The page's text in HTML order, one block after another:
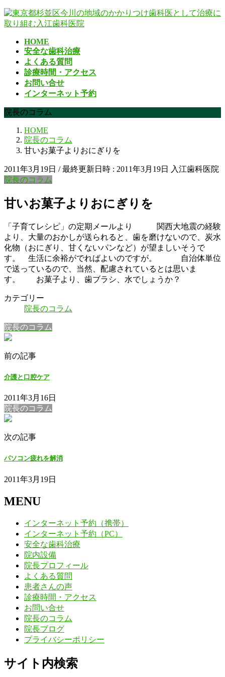
コ
ン
プ
ナ
ビ
動
HOME
安全な歯科治療
よくある質問
診療時間・アクセス
お問い合せ
インターネット予約
院長のコラム
HOME
院長のコラム
甘いお菓子よりおにぎりを
2011年3月19日 / 最終更新日時 : 2011年3月19日
入江歯科医院
院長のコラム
甘いお菓子よりおにぎりを
「子育てレシピ」の定期メールより 関西大地震の経験
より、大量のおかしが送られると、歯を磨けないので、炭水
化物（おにぎり、甘くないパンなど）が望ましいそうで
す。 生活に余裕がでればよいのですが。 自治体単位
で送っているので、当然、配慮されているとは思いま
す。 お菓子より、歯ブラシ、水でしょうか？
カテゴリー
院長のコラム
院長のコラム
前の記事
介護と口腔ケア
2011年3月16日
院長のコラム
次の記事
パソコン疲れを解消
2011年3月19日
MENU
インターネット予約（携帯）
インターネット予約（PC）
安全な歯科治療
院内設備
院長プロフィール
よくある質問
患者さんの声
診療時間・アクセス
お問い合せ
院長のコラム
院長ブログ
プライバシーポリシー
サイト内検索